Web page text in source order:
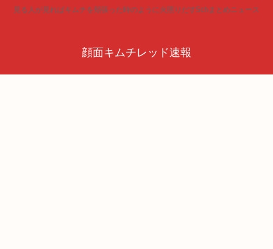
見る人が見ればキムチを頬張った時のように火照りだす5chまとめニュース
顔面キムチレッド速報